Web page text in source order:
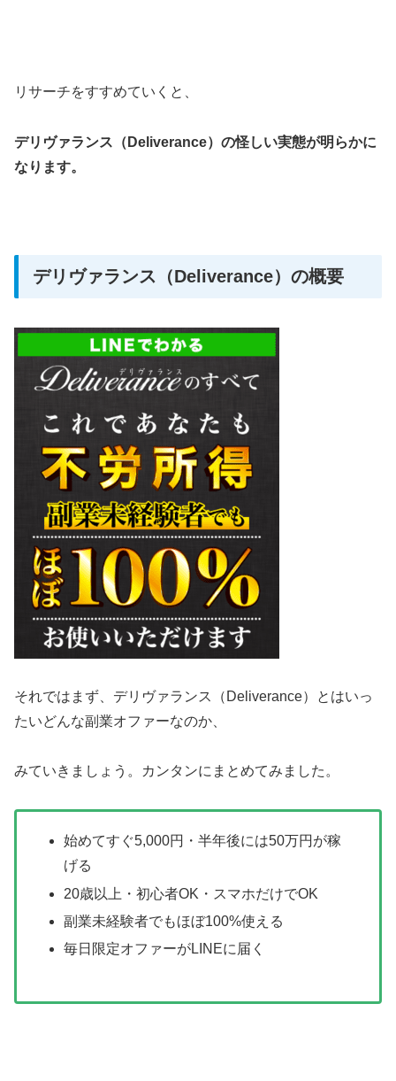
リサーチをすすめていくと、
デリヴァランス（Deliverance）の怪しい実態が明らかに
なります。
デリヴァランス（Deliverance）の概要
それではまず、デリヴァランス（Deliverance）とはいっ
たいどんな副業オファーなのか、
みていきましょう。カンタンにまとめてみました。
始めてすぐ5,000円・半年後には50万円が稼
げる
20歳以上・初心者OK・スマホだけでOK
副業未経験者でもほぼ100%使える
毎日限定オファーがLINEに届く